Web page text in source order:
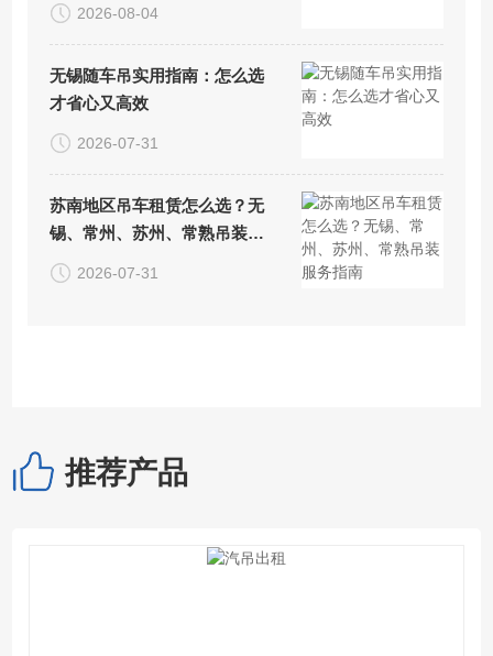
2026-08-04
无锡随车吊实用指南：怎么选
才省心又高效
2026-07-31
苏南地区吊车租赁怎么选？无
锡、常州、苏州、常熟吊装服
务指南
2026-07-31
推荐产品